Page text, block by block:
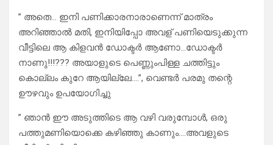
” അതെ… ഇനി പണിക്കാരനാരാണെന്ന് മാത്രം
അറിഞ്ഞാൽ മതി, ഇനിയിപ്പോ അവള് പണിയെടുക്കുന്ന
വീട്ടിലെ ആ കിളവൻ ഡോക്ടർ ആണോ…ഡോക്ടർ
നാണു!!!??? അയാളുടെ പെണ്ണുംപിള്ള ചത്തിട്ടും
കൊല്ലം കുറേ ആയില്ലേ….”, വെണ്ടർ പരമു തന്റെ
ഊഴവും ഉപയോഗിച്ചു
” ഞാൻ ഈ അടുത്തിടെ ആ വഴി വരുമ്പോൾ, ഒരു
പത്തുമണിയൊക്കെ കഴിഞ്ഞു കാണും….അവളുടെ